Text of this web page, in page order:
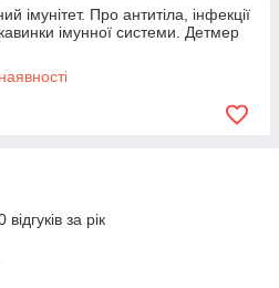
імунітет. Про антитіла, інфекції
імунної системи. Детмер
за рік